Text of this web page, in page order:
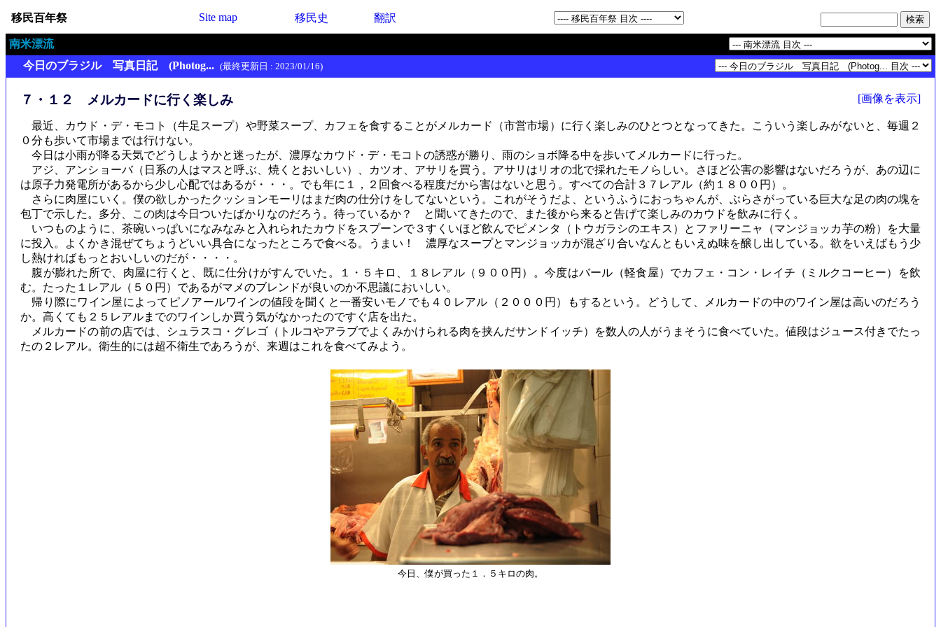
移民百年祭 Site map 移民史 翻訳
南米漂流
今日のブラジル 写真日記 (Photog... (最終更新日 : 2023/01/16)
７・１２ メルカードに行く楽しみ [画像を表示]
最近、カウド・デ・モコト（牛足スープ）や野菜スープ、カフェを食することがメルカード（市営市場）に行く楽しみのひとつとなってきた。こういう楽しみがないと、毎週２
０分も歩いて市場までは行けない。
今日は小雨が降る天気でどうしようかと迷ったが、濃厚なカウド・デ・モコトの誘惑が勝り、雨のショボ降る中を歩いてメルカードに行った。
アジ、アンショーバ（日系の人はマスと呼ぶ、焼くとおいしい）、カツオ、アサリを買う。アサリはリオの北で採れたモノらしい。さほど公害の影響はないだろうが、あの辺に
は原子力発電所があるから少し心配ではあるが・・・。でも年に１，２回食べる程度だから害はないと思う。すべての合計３７レアル（約１８００円）。
さらに肉屋にいく。僕の欲しかったクッションモーリはまだ肉の仕分けをしてないという。これがそうだよ、というふうにおっちゃんが、ぶらさがっている巨大な足の肉の塊を
包丁で示した。多分、この肉は今日ついたばかりなのだろう。待っているか？ と聞いてきたので、また後から来ると告げて楽しみのカウドを飲みに行く。
いつものように、茶碗いっぱいになみなみと入れられたカウドをスプーンで３すくいほど飲んでピメンタ（トウガラシのエキス）とファリーニャ（マンジョッカ芋の粉）を大量
に投入。よくかき混ぜてちょうどいい具合になったところで食べる。うまい！ 濃厚なスープとマンジョッカが混ざり合いなんともいえぬ味を醸し出している。欲をいえばもう少
し熱ければもっとおいしいのだが・・・・。
腹が膨れた所で、肉屋に行くと、既に仕分けがすんでいた。１・５キロ、１８レアル（９００円）。今度はバール（軽食屋）でカフェ・コン・レイチ（ミルクコーヒー）を飲
む。たった１レアル（５０円）であるがマメのブレンドが良いのか不思議においしい。
帰り際にワイン屋によってピノアールワインの値段を聞くと一番安いモノでも４０レアル（２０００円）もするという。どうして、メルカードの中のワイン屋は高いのだろう
か。高くても２５レアルまでのワインしか買う気がなかったのですぐ店を出た。
メルカードの前の店では、シュラスコ・グレゴ（トルコやアラブでよくみかけられる肉を挟んだサンドイッチ）を数人の人がうまそうに食べていた。値段はジュース付きでたっ
たの２レアル。衛生的には超不衛生であろうが、来週はこれを食べてみよう。
今日、僕が買った１．５キロの肉。